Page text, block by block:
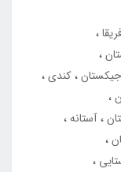
کندی
آستانه